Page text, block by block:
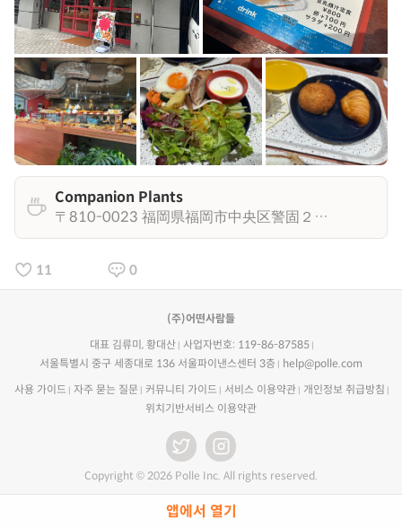
앱에서 열기
Companion Plants
〒810-0023 福岡県福岡市中央区警固２丁目２−２８ エステート・モア警固
11 0
(주)어떤사람들
대표 김류미, 황대산
사업자번호: 119-86-87585
서울특별시 중구 세종대로 136 서울파이낸스센터 3층
help@polle.com
사용 가이드 자주 묻는 질문 커뮤니티 가이드 서비스 이용약관
개인정보 취급방침
위치기반서비스 이용약관
Copyright © 2026 Polle Inc. All rights reserved.